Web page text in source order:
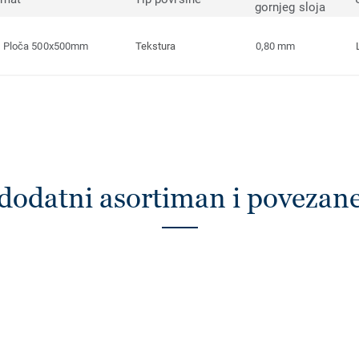
gornjeg sloja
Ploča 500x500mm Tekstura 0,80 mm
asortiman i